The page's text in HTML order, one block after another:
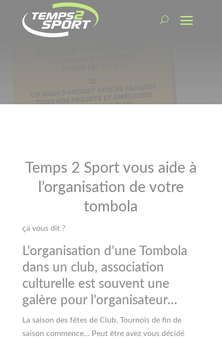
Temps 2 Sport vous aide à
l’organisation de votre
tombola
ça vous dit ?
L’organisation d’une Tombola
dans un club, association
culturelle est souvent une
galère pour l’organisateur…
La saison des fêtes de Club, Tournois de fin de
saison commence… Peut être avez vous décidé